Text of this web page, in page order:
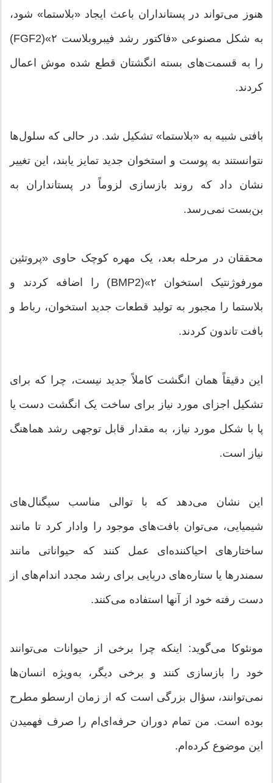
هنوز می‌تواند در پستانداران باعث ایجاد «بلاستما» شود،
به شکل مصنوعی «فاکتور رشد فیبروبلاست ۲»(FGF2)
را به قسمت‌های بسته انگشتان قطع شده موش اعمال
کردند.
بافتی شبیه به «بلاستما» تشکیل شد. در حالی که سلول‌ها
نتوانستند به پوست و استخوان جدید تمایز یابند، این تغییر
نشان داد که روند بازسازی لزوماً در پستانداران به
بن‌بست نمی‌رسد.
محققان در مرحله بعد، یک مهره کوچک حاوی «پروتئین
مورفوژنتیک استخوان ۲»(BMP2) را اضافه کردند و
بلاستما را مجبور به تولید قطعات جدید استخوان، رباط و
بافت تاندون کردند.
این دقیقاً همان انگشت کاملاً جدید نیست، چرا که برای
تشکیل اجزای مورد نیاز برای ساخت یک انگشت دست یا
پا با شکل مورد نیاز، به مقدار قابل توجهی رشد هماهنگ
نیاز است.
این نشان می‌دهد که با توالی مناسب سیگنال‌های
شیمیایی، می‌توان بافت‌های موجود را وادار کرد تا مانند
ساختارهای احیاکننده‌ای عمل کنند که حیواناتی مانند
سمندرها یا ستاره‌های دریایی برای رشد مجدد اندام‌های از
دست رفته خود از آنها استفاده می‌کنند.
مونئوکا می‌گوید: اینکه چرا برخی از حیوانات می‌توانند
خود را بازسازی کنند و برخی دیگر، به‌ویژه انسان‌ها
نمی‌توانند، سؤال بزرگی است که از زمان ارسطو مطرح
بوده است. من تمام دوران حرفه‌ای‌ام را صرف فهمیدن
این موضوع کرده‌ام.